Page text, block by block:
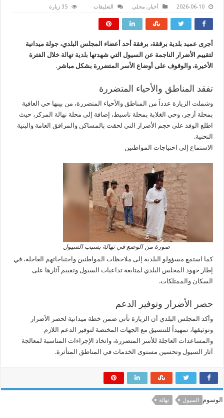
2026-06-10 أخبار , محلي التعليقات
ومتابعة
المتضررين
بتهالة
مغلقة
35 زيارة
أجرى عميد بلدية برققة، برفقة أحد أعضاء المجلس البلدي، جولة ميدانية
لتقييم الأضرار الناجمة عن السيول التي شهدتها بلدية تهالة خلال الفترة
الأخيرة، والوقوف على أوضاع الأسر المتضررة بشكل مباشر.
تفقد المناطق والأحياء المتضررة
وشملت الزيارة عدداً من المناطق والأحياء المتضررة، من بينها حي العافية
بمحلة أزجر، وحي الغلابة بمحلة تاسبط، إضافة إلى محلةتهالة المركز، حيث
اطلع الوفد على حجم الأضرار التي لحقت بالمساكن والمرافق العامة والبنية
التحتية.
الاستماع إلى احتياجات المواطنين
صورة من الوضع في تهالة بسبب السيول
كما استمع مسؤولو البلدية إلى ملاحظات المواطنين واحتياجاتهم العاجلة، في
إطار جهود المجلس البلدي لمتابعة تداعيات السيول وتقييم آثارها على
السكان والممتلكات.
حصر الأضرار وتوفير الدعم
وأكد المجلس البلدي أن الزيارة تأتي ضمن خطة ميدانية لحصر الأضرار
وتوثيقها، تمهيداً للتنسيق مع الجهات المختصة لتوفير الدعم اللازم
والمساعدات العاجلة للأسر المتضررة، واتخاذ الإجراءات المناسبة لمعالجة
آثار السيول وتحسين مستوى الخدمات في المناطق المتأثرة.
الوسوم السيول تهالة